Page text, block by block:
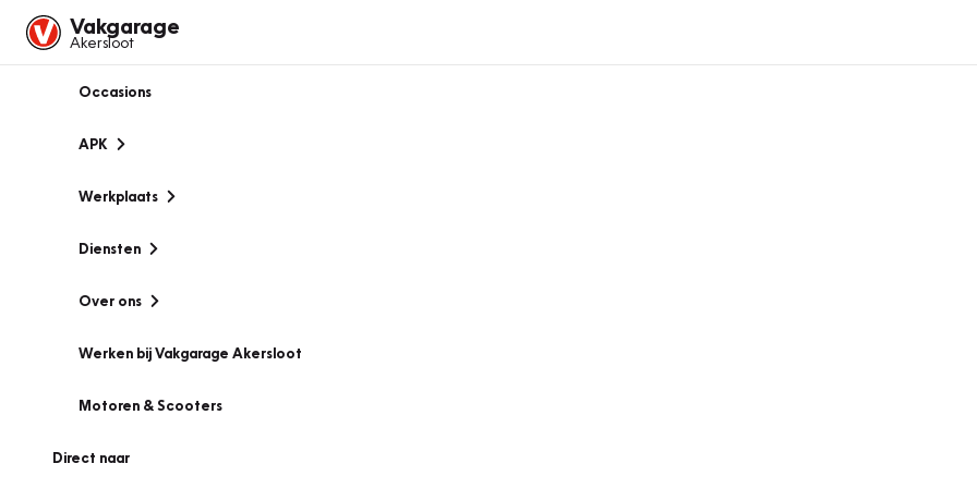
Vakgarage
Akersloot
Occasions
APK
Werkplaats
Diensten
Over ons
Werken bij Vakgarage Akersloot
Motoren & Scooters
Direct naar